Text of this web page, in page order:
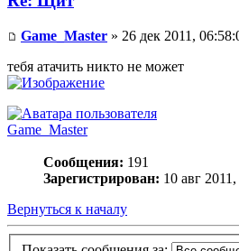
Game_Master » 26 дек 2011,
тебя атачить никто не может
Game_Master
Сообщения: 191
Зарегистрирован: 10 авг
Вернуться к началу